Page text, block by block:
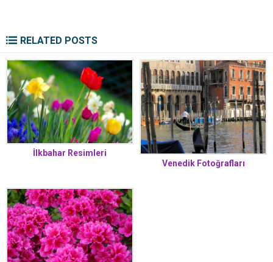
RELATED POSTS
İlkbahar Resimleri
Venedik Fotoğrafları